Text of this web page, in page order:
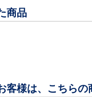
商品
客様は、こちら